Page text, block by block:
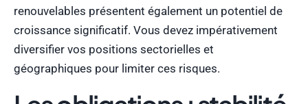
renouvelables présentent également un potentiel de
croissance significatif. Vous devez impérativement
diversifier vos positions sectorielles et
géographiques pour limiter ces risques.